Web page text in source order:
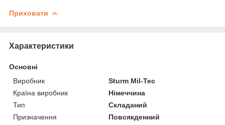
Приховати
Характеристики
Основні
Виробник
Sturm Mil-Tec
Країна виробник
Німеччина
Тип
Складаний
Призначення
Повсякденний